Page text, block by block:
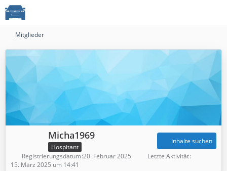
Mitglieder
Micha1969
Hospitant
Inhalte suchen
Registrierungsdatum 20. Februar 2025
Letzte Aktivität
15. März 2025 um 14:41